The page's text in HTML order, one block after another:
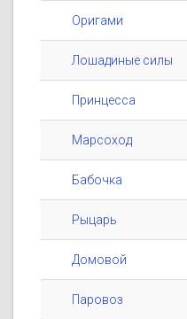
Оригами
Лошадиные силы
Принцесса
Марсоход
Бабочка
Рыцарь
Домовой
Паровоз